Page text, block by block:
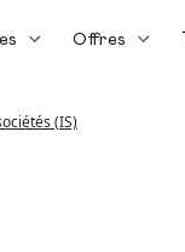
Offres
(IS)